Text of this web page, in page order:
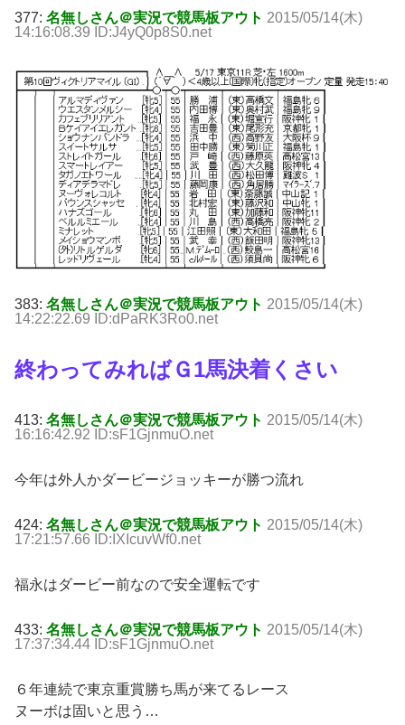
377: 名無しさん＠実況で競馬板アウト 2015/05/14(木)
14:16:08.39 ID:J4yQ0p8S0.net
383: 名無しさん＠実況で競馬板アウト 2015/05/14(木)
14:22:22.69 ID:dPaRK3Ro0.net
終わってみればＧ1馬決着くさい
413: 名無しさん＠実況で競馬板アウト 2015/05/14(木)
16:16:42.92 ID:sF1GjnmuO.net
今年は外人かダービージョッキーが勝つ流れ
424: 名無しさん＠実況で競馬板アウト 2015/05/14(木)
17:21:57.66 ID:IXIcuvWf0.net
福永はダービー前なので安全運転です
433: 名無しさん＠実況で競馬板アウト 2015/05/14(木)
17:37:34.44 ID:sF1GjnmuO.net
６年連続で東京重賞勝ち馬が来てるレース
ヌーボは固いと思う…